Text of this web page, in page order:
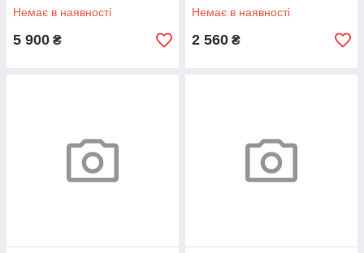
Немає в наявності
5 900 ₴
Немає в наявності
2 560 ₴